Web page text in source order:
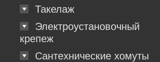
Такелаж
Электроустановочный
крепеж
Сантехнические хомуты